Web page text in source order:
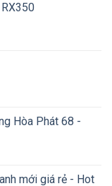
Hòa Phát 68 -
mới giá rẻ - Hot